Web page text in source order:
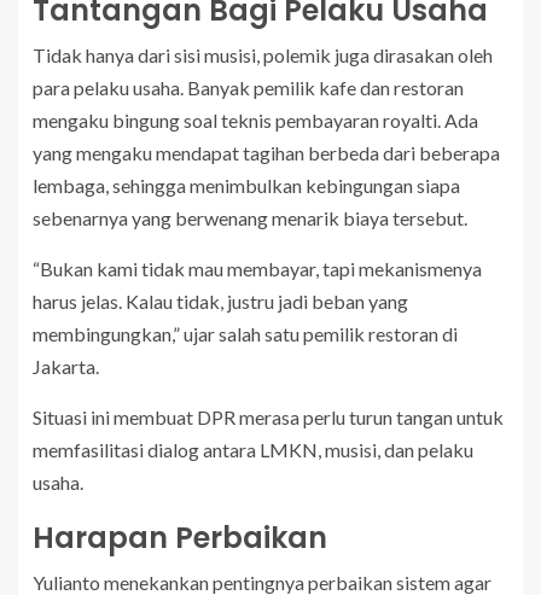
Tantangan Bagi Pelaku Usaha
Tidak hanya dari sisi musisi, polemik juga dirasakan oleh
para pelaku usaha. Banyak pemilik kafe dan restoran
mengaku bingung soal teknis pembayaran royalti. Ada
yang mengaku mendapat tagihan berbeda dari beberapa
lembaga, sehingga menimbulkan kebingungan siapa
sebenarnya yang berwenang menarik biaya tersebut.
“Bukan kami tidak mau membayar, tapi mekanismenya
harus jelas. Kalau tidak, justru jadi beban yang
membingungkan,” ujar salah satu pemilik restoran di
Jakarta.
Situasi ini membuat DPR merasa perlu turun tangan untuk
memfasilitasi dialog antara LMKN, musisi, dan pelaku
usaha.
Harapan Perbaikan
Yulianto menekankan pentingnya perbaikan sistem agar